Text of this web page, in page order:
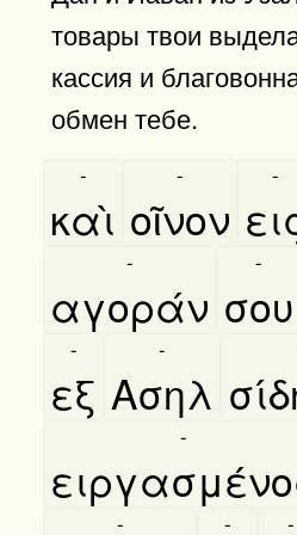
товары твои
кассия и
обмен тебе.
καὶ
-
οῖνον
- -
αγοράν
-
σου
-
εξ
-
Ασηλ
-
-
- - -